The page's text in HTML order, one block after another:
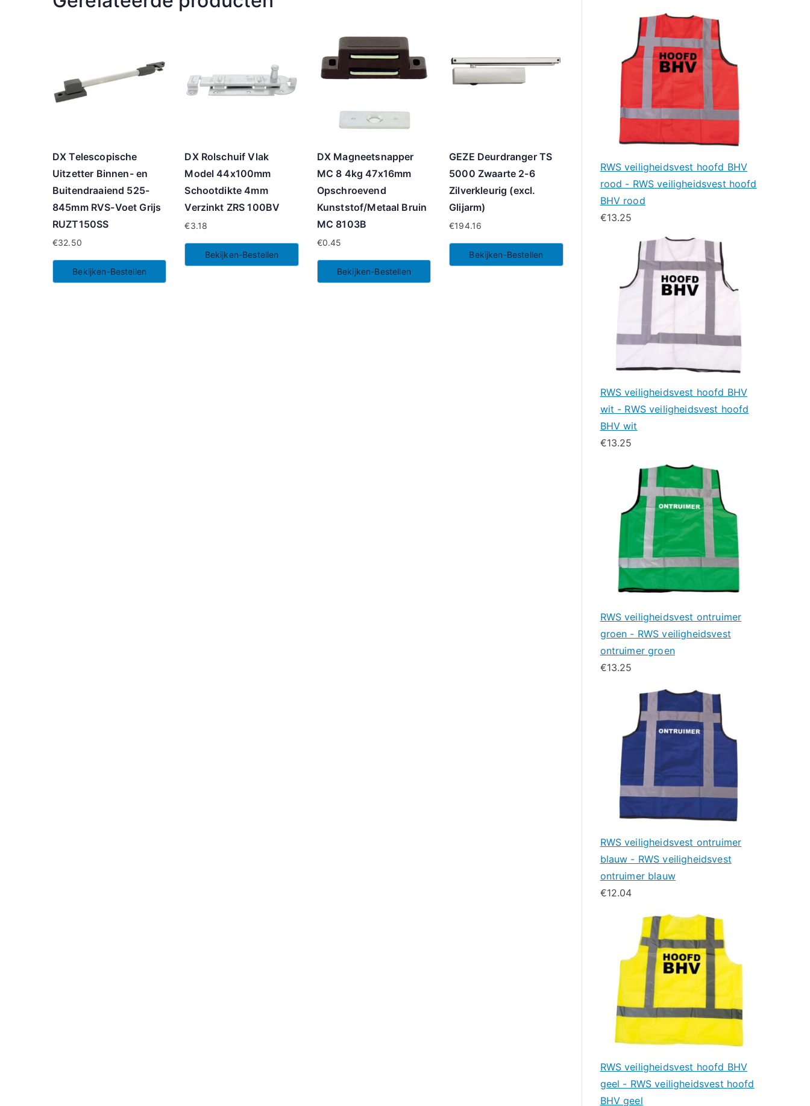
DX Telescopische
Uitzetter Binnen- en
Buitendraaiend 525-
845mm RVS-Voet Grijs
RUZT150SS
€32.50
Bekijken-Bestellen
DX Rolschuif Vlak
Model 44x100mm
Schootdikte 4mm
Verzinkt ZRS 100BV
€3.18
Bekijken-Bestellen
DX Magneetsnapper
MC 8 4kg 47x16mm
Opschroevend
Kunststof/Metaal Bruin
MC 8103B
€0.45
Bekijken-Bestellen
GEZE Deurdranger TS
5000 Zwaarte 2-6
Zilverkleurig (excl.
Glijarm)
€194.16
Bekijken-Bestellen
RWS veiligheidsvest hoofd BHV
rood - RWS veiligheidsvest hoofd
BHV rood
€13.25
RWS veiligheidsvest hoofd BHV
wit - RWS veiligheidsvest hoofd
BHV wit
€13.25
RWS veiligheidsvest ontruimer
groen - RWS veiligheidsvest
ontruimer groen
€13.25
RWS veiligheidsvest ontruimer
blauw - RWS veiligheidsvest
ontruimer blauw
€12.04
RWS veiligheidsvest hoofd BHV
geel - RWS veiligheidsvest hoofd
BHV geel